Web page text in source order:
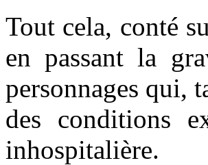
Tout cela, conté
en passant la
personnages qui,
des conditions
inhospitalière.